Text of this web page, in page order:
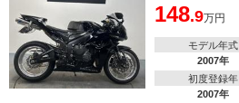
148.9万円
モデル年式
2007年
初度登録年
2007年